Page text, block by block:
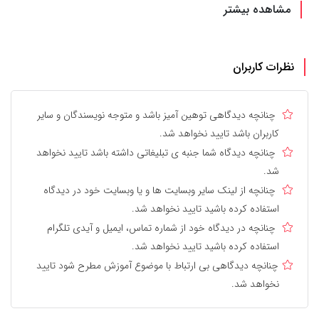
مشاهده بیشتر
نظرات کاربران
چنانچه دیدگاهی توهین آمیز باشد و متوجه نویسندگان و سایر
کاربران باشد تایید نخواهد شد.
چنانچه دیدگاه شما جنبه ی تبلیغاتی داشته باشد تایید نخواهد
شد.
چنانچه از لینک سایر وبسایت ها و یا وبسایت خود در دیدگاه
استفاده کرده باشید تایید نخواهد شد.
چنانچه در دیدگاه خود از شماره تماس، ایمیل و آیدی تلگرام
استفاده کرده باشید تایید نخواهد شد.
چنانچه دیدگاهی بی ارتباط با موضوع آموزش مطرح شود تایید
نخواهد شد.